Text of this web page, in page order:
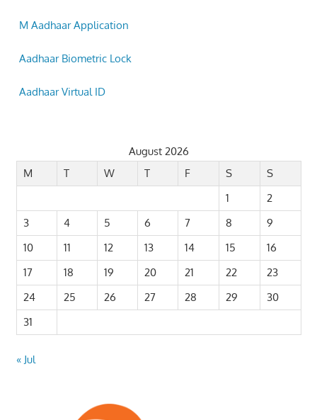
M Aadhaar Application
Aadhaar Biometric Lock
Aadhaar Virtual ID
August 2026
M
T W T F S
S
1
2
3
4 5 6 7 8
9
10
11 12 13 14 15
16
17
18 19 20 21 22
23
24
25 26 27 28 29
30
31
« Jul